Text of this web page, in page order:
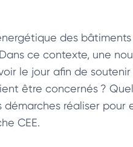
des
ce contexte, une
le jour afin de
être concernés ?
réaliser pour
CEE.